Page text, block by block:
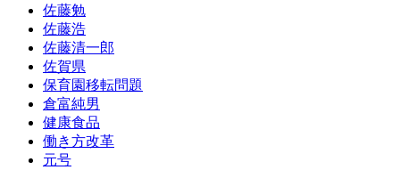
佐藤勉
佐藤浩
佐藤清一郎
佐賀県
保育園移転問題
倉富純男
健康食品
働き方改革
元号